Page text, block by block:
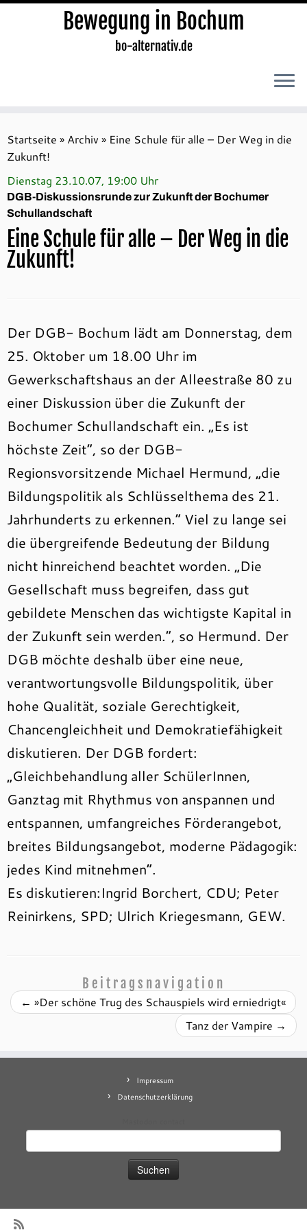
Inhalt
springen
Bewegung in Bochum
bo-alternativ.de
Startseite » Archiv » Eine Schule für alle – Der Weg in die
Zukunft!
Dienstag 23.10.07, 19:00 Uhr
DGB-Diskussionsrunde zur Zukunft der Bochumer
Schullandschaft
Eine Schule für alle – Der Weg in die
Zukunft!
Der DGB- Bochum lädt am Donnerstag, dem
25. Oktober um 18.00 Uhr im
Gewerkschaftshaus an der Alleestraße 80 zu
einer Diskussion über die Zukunft der
Bochumer Schullandschaft ein. „Es ist
höchste Zeit“, so der DGB-
Regionsvorsitzende Michael Hermund, „die
Bildungspolitik als Schlüsselthema des 21.
Jahrhunderts zu erkennen.“ Viel zu lange sei
die übergreifende Bedeutung der Bildung
nicht hinreichend beachtet worden. „Die
Gesellschaft muss begreifen, dass gut
gebildete Menschen das wichtigste Kapital in
der Zukunft sein werden.“, so Hermund. Der
DGB möchte deshalb über eine neue,
verantwortungsvolle Bildungspolitik, über
hohe Qualität, soziale Gerechtigkeit,
Chancengleichheit und Demokratiefähigkeit
diskutieren. Der DGB fordert:
„Gleichbehandlung aller SchülerInnen,
Ganztag mit Rhythmus von anspannen und
entspannen, umfangreiches Förderangebot,
breites Bildungsangebot, moderne Pädagogik:
jedes Kind mitnehmen“.
Es diskutieren:Ingrid Borchert, CDU; Peter
Reinirkens, SPD; Ulrich Kriegesmann, GEW.
Beitragsnavigation
← »Der schöne Trug des Schauspiels wird erniedrigt«
Tanz der Vampire →
Impressum
Datenschutzerklärung